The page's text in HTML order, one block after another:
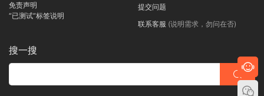
免责声明
“已测试”标签说明
提交问题
联系客服 (说明需求，勿问在否)
搜一搜